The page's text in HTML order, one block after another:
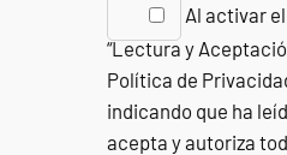
Al activar
“Lectura y
Política de
indicando que ha
acepta y autoriza